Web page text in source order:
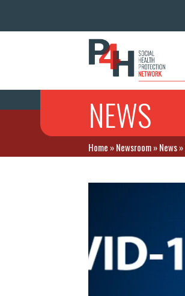
NEWS
Home »Newsroom»News»